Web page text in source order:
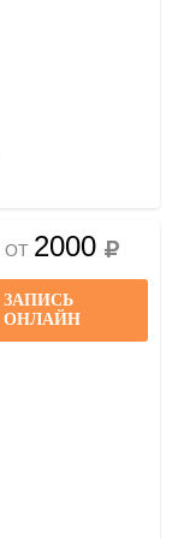
ОТ 2000
ЗАПИСЬ
ОНЛАЙН